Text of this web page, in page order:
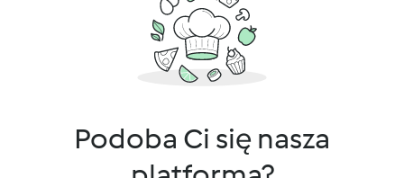
Podoba Ci się nasza